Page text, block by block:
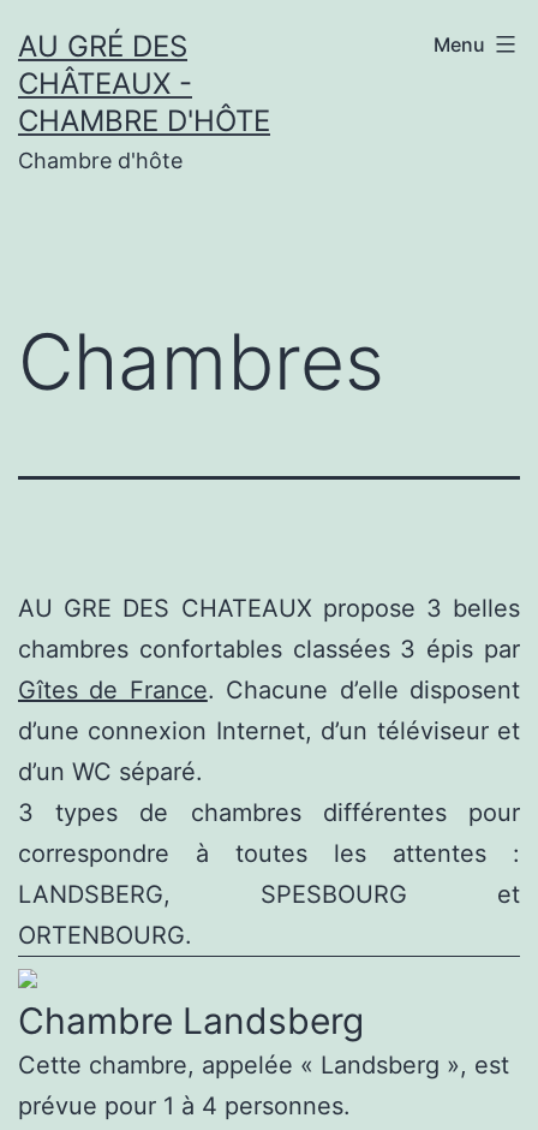
cryptocurrency
casino
platforms
D'Inscription
Free
have
a
new
helper
for
the
future.
Mr
Bet
115
Free
Spins
au
contenu
AU GRÉ DES
CHÂTEAUX -
CHAMBRE D'HÔTE
Chambre d'hôte
Menu
Chambres
AU GRE DES CHATEAUX propose 3 belles
chambres confortables classées 3 épis par
Gîtes de France. Chacune d’elle disposent
d’une connexion Internet, d’un téléviseur et
d’un WC séparé.
3 types de chambres différentes pour
correspondre à toutes les attentes :
LANDSBERG, SPESBOURG et
ORTENBOURG.
Chambre Landsberg
Cette chambre, appelée « Landsberg », est
prévue pour 1 à 4 personnes.